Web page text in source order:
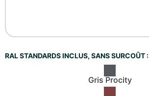
RAL STANDARDS INCLUS, SANS SURCOÛT :
Gris Procity